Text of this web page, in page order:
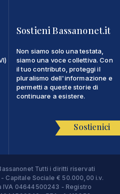
Sostieni Bassanonet.it
Non siamo solo una testata,
siamo una voce collettiva. Con
il tuo contributo, proteggi il
pluralismo dell'informazione e
permetti a queste storie di
continuare a esistere.
Sostienici
Tutti i diritti riservati
Capitale Sociale € 50.000,00 i.v.
IVA 04644500243 - Registro